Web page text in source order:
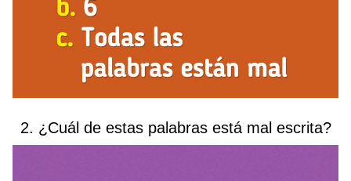
2. ¿Cuál de estas palabras está mal escrita?